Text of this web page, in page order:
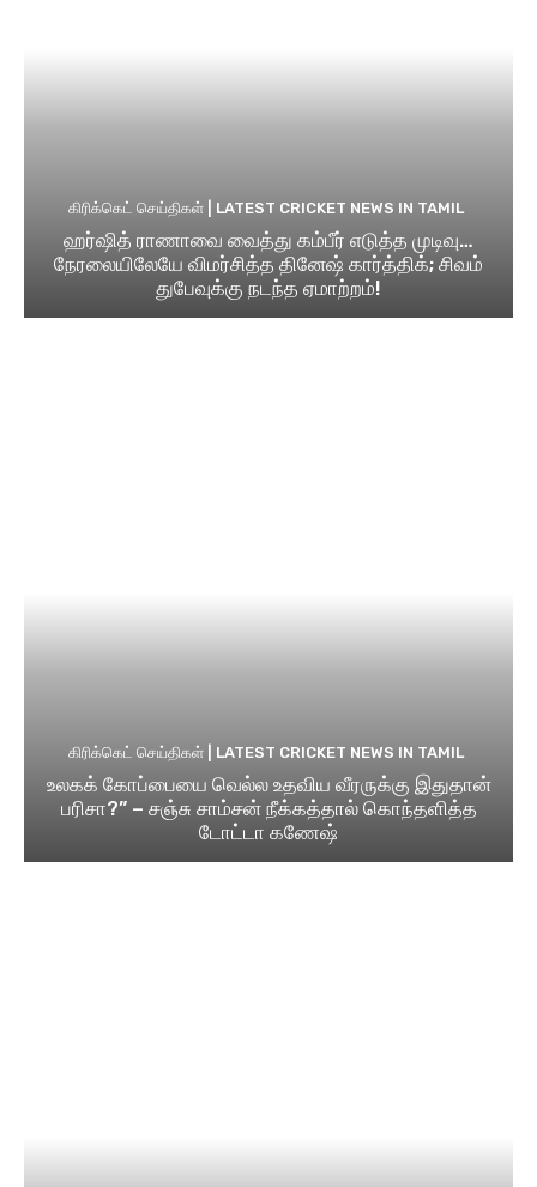
கிரிக்கெட் செய்திகள் | LATEST CRICKET NEWS IN TAMIL
ஹர்ஷித் ராணாவை வைத்து கம்பீர் எடுத்த முடிவு…
நேரலையிலேயே விமர்சித்த தினேஷ் கார்த்திக்; சிவம்
துபேவுக்கு நடந்த ஏமாற்றம்!
கிரிக்கெட் செய்திகள் | LATEST CRICKET NEWS IN TAMIL
உலகக் கோப்பையை வெல்ல உதவிய வீரருக்கு இதுதான்
பரிசா?” – சஞ்சு சாம்சன் நீக்கத்தால் கொந்தளித்த
டோட்டா கணேஷ்